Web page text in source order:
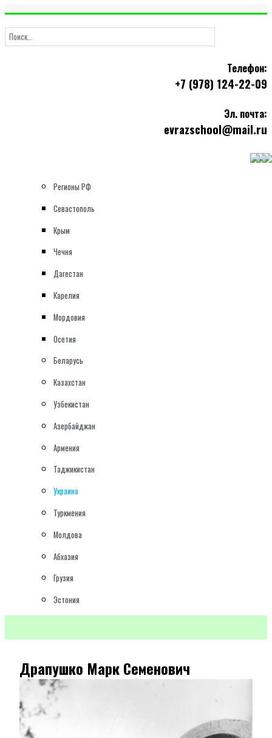
Телефон:
+7 (978) 124-22-09
Эл. почта:
evrazschool@mail.ru
Регионы РФ
Севастополь
Крым
Чечня
Дагестан
Карелия
Мордовия
Осетия
Беларусь
Казахстан
Узбекистан
Азербайджан
Армения
Таджикистан
Украина
Туркмения
Молдова
Абхазия
Грузия
Эстония
Драпушко Марк Семенович